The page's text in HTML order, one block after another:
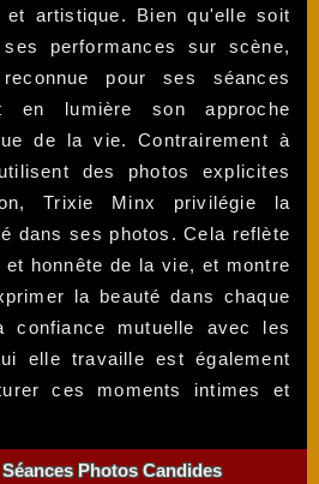
et artistique. Bien qu'elle soit
performances sur scène,
pour ses séances
en lumière son approche
de la vie. Contrairement à
des photos explicites
Trixie Minx privilégie la
dans ses photos. Cela reflète
honnête de la vie, et montre
la beauté dans chaque
mutuelle avec les
elle travaille est également
ces moments intimes et
Photos Candides